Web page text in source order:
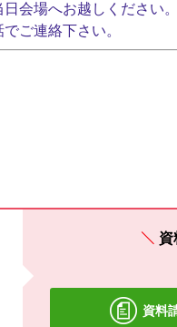
会場へお越しください。
ご連絡下さい。
資
資料